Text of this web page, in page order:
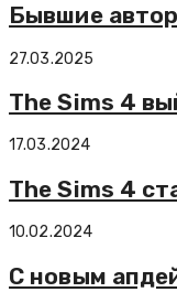
Бывшие
27.03.2025
The Sims 4
17.03.2024
The Sims 4
10.02.2024
С новым